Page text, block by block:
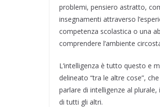
problemi, pensiero astratto,
insegnamenti attraverso
competenza scolastica o una
comprendere l’ambiente
L’intelligenza è tutto questo e
delineato “tra le altre cose”,
parlare di intelligenze al
di tutti gli altri.